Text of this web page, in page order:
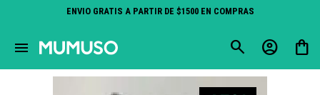
ENVIO GRATIS A PARTIR DE $1500 EN COMPRAS
menu
close